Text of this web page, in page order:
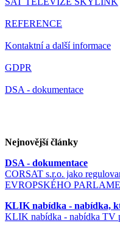
REFERENCE
Kontaktní a další informace
GDPR
DSA - dokumentace
Nejnovější články
DSA - dokumentace
CORSAT s.r.o. jako
EVROPSKÉHO
KLIK nabídka - nabídka,
KLIK nabídka - nabídka TV